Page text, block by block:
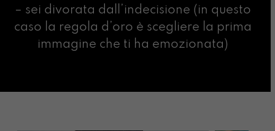
– sei divorata dall’indecisione (in questo
caso la regola d’oro è scegliere la prima
immagine che ti ha emozionata)